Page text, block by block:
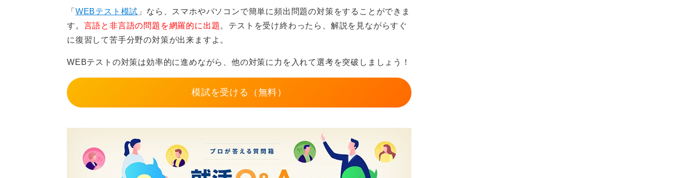
「 WEBテスト模試 」なら、スマホやパソコンで簡単に頻出問題の対策をすることができま
す。 言語と非言語の問題を網羅的に出題 。テストを受け終わったら、解説を見ながらすぐ
に復習して苦手分野の対策が出来ますよ。
WEBテストの対策は効率的に進めながら、他の対策に力を入れて選考を突破しましょう！
模試を受ける（無料）